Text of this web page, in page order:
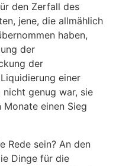
den Zerfall des
jene, die allmählich
haben,
der
der
einer
nicht genug war, sie
einen Sieg
Rede sein? An den
Dinge für die